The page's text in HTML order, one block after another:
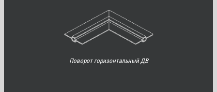
Поворот горизонтальный ДВ